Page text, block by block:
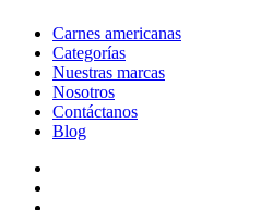
Close
Menu
Carnes americanas
Categorías
Nuestras marcas
Nosotros
Contáctanos
Blog